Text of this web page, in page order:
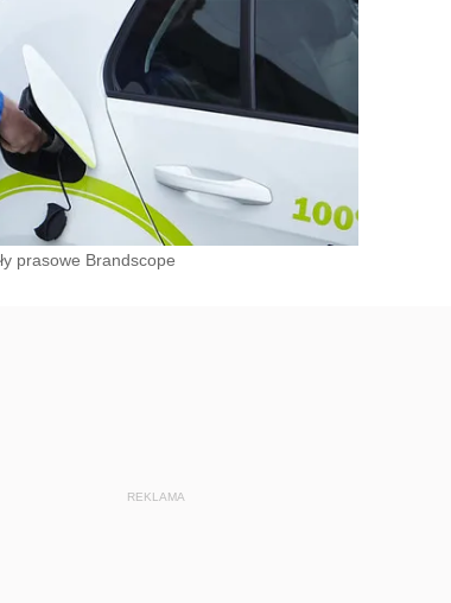
prasowe Brandscope